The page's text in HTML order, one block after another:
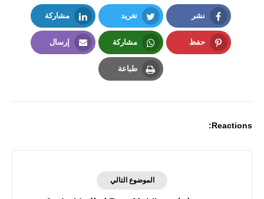
نشر
Facebook
تغريد
Twitter
مشاركة
LinkedIn
حفظ مشاركة
Whatsapp
إرسال
طباعة
Reactions:
الموضوع التالي